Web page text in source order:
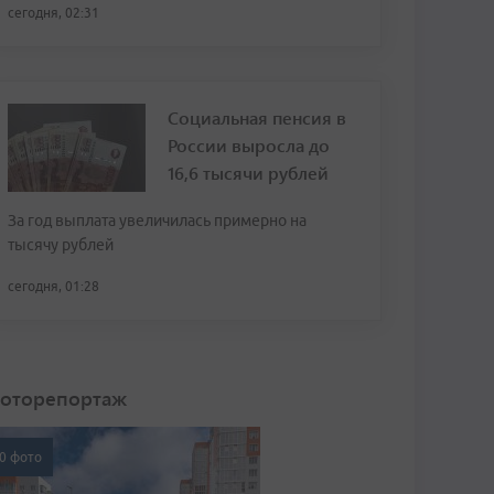
сегодня, 02:31
Социальная пенсия в
России выросла до
16,6 тысячи рублей
За год выплата увеличилась примерно на
тысячу рублей
сегодня, 01:28
фото